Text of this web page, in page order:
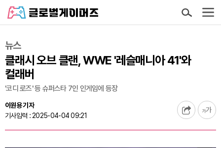
뉴스
클래시 오브 클랜, WWE '레슬매니아 41'와
컬래버
'코디 로즈' 등 슈퍼스타 7인 인게임에 등장
이원용 기자
기사입력 : 2025-04-04 09:21